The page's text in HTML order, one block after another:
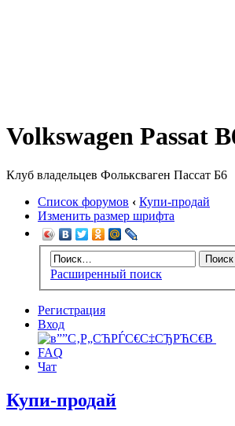
Volkswagen Passat
Клуб владельцев Фольксваген Пассат Б6
Список форумов ‹ Купи-продай
Изменить размер шрифта
Расширенный поиск
Регистрация
Вход
FAQ
Чат
Купи-продай